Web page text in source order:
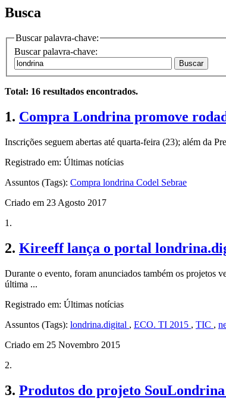
Busca
Buscar palavra-chave:
Buscar palavra-chave:
Buscar
Total: 16 resultados encontrados.
1. Compra Londrina promove
Inscrições seguem abertas até quarta-feira (23); além da
Registrado em: Últimas notícias
Assuntos (Tags): Compra londrina Codel Sebrae
Criado em 23 Agosto 2017
1.
2. Kireeff lança o portal
Durante o evento, foram anunciados também os
última ...
Registrado em: Últimas notícias
Assuntos (Tags): londrina.digital , ECO. TI 2015 , TIC ,
Criado em 25 Novembro 2015
2.
3. Produtos do projeto